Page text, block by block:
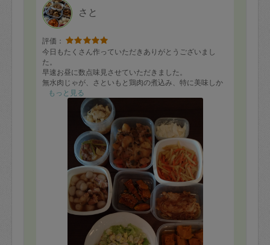
さと
評価：
今日もたくさん作っていただきありがとうございまし
た。
早速お昼に数点味見させていただきました。
無水肉じゃが、さといもと鶏肉の煮込み、特に美味しか
ったです。
この間私がスープに使った時にも失敗したのですが、生
協のベーコンとかぶ？のもの、ベーコンの塩味が強すぎ
たようで、味がかなり濃かったてす。あのベーコン自体
のせいな気もします。ベーコンはわからないですね。
ピラフも薄味で美味しかったです、またよろしくお願い
もっと見る